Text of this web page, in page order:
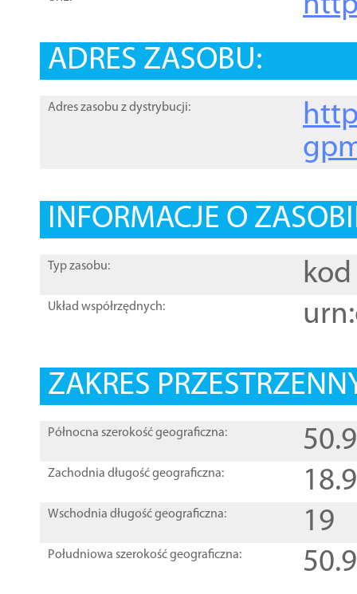
ADRES ZASOBU:
Adres zasobu z dystrybucji:
INFORMACJE O
Typ zasobu: kod
Układ współrzędnych:
ZAKRES
Północna szerokość geograficzna:
Zachodnia długość geograficzna:
Wschodnia długość geograficzna: 19
Południowa szerokość geograficzna: